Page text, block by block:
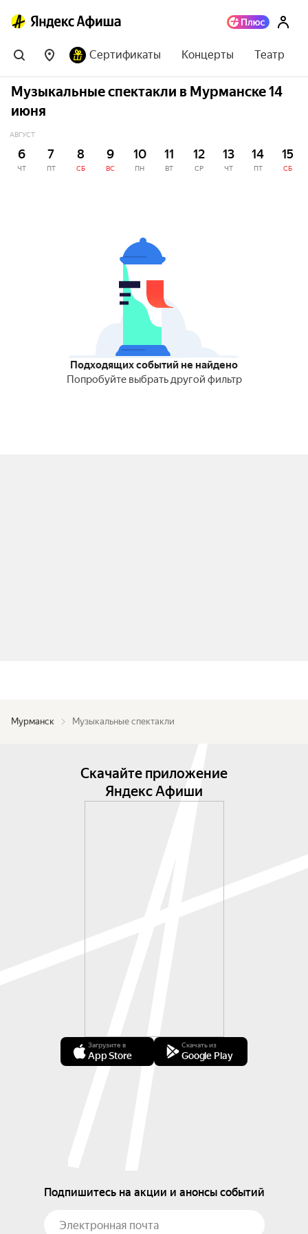
Сертификаты Концерты Театр
Музыкальные спектакли в Мурманске 14
июня
АВГУСТ
6
ЧТ
7
ПТ
8
СБ
9
ВС
10
ПН
11
ВТ
12
СР
13
ЧТ
14
ПТ
15
СБ
Подходящих событий не найдено
Попробуйте выбрать другой фильтр
Мурманск Музыкальные спектакли
Скачайте приложение
Яндекс Афиши
Загрузите в
App Store
Скачать из
Google Play
Подпишитесь на акции и анонсы событий